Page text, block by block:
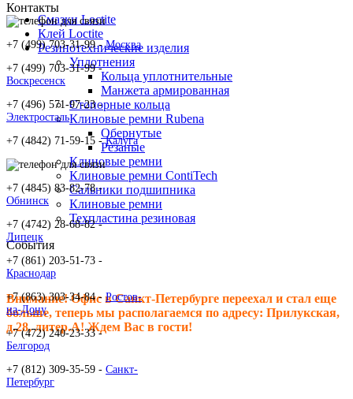
Смазки Loctite
Клей Loctite
Резинотехнические изделия
Уплотнения
Кольца уплотнительные
Манжета армированная
Стопорные кольца
Клиновые ремни Rubena
Обернутые
Резаные
Клиновые ремни
Клиновые ремни ContiTech
Сальники подшипника
Клиновые ремни
Техпластина резиновая
События
Внимание! Офис в Санкт-Петербурге переехал и стал еще
больше, теперь мы располагаемся по адресу: Прилукская,
д.28, литер.А! Ждем Вас в гости!
Контакты
+7 (499) 703-31-99 -Москва
+7 (499) 703-31-99 -
Воскресенск
+7 (496) 571-97-23 -
Электросталь
+7 (4842) 71-59-15 -Калуга
+7 (4845) 83-82-78 -
Обнинск
+7 (4742) 28-68-82 -
Липецк
+7 (861) 203-51-73 -
Краснодар
+7 (863) 303-34-84 -Ростов-
на-Дону
+7 (472) 240-23-33 -
Белгород
+7 (812) 309-35-59 - Санкт-
Петербург